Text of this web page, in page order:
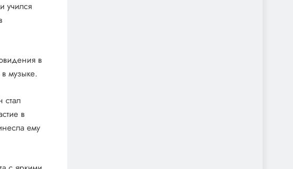
учился
в
музыке.
стал
в
ему